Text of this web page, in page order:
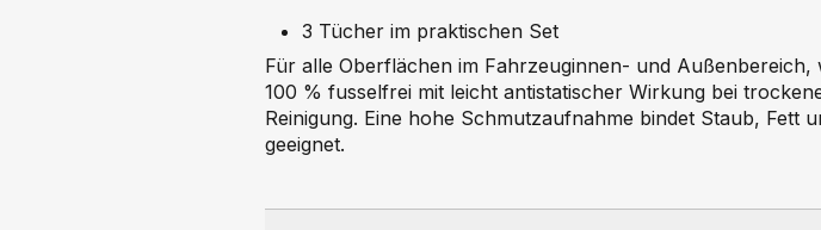
3 Tücher im praktischen Set
Für alle Oberflächen im Fahrzeuginnen- und
100 % fusselfrei mit leicht antistatischer Wirkung bei
Reinigung. Eine hohe Schmutzaufnahme bindet Staub, Fett
geeignet.